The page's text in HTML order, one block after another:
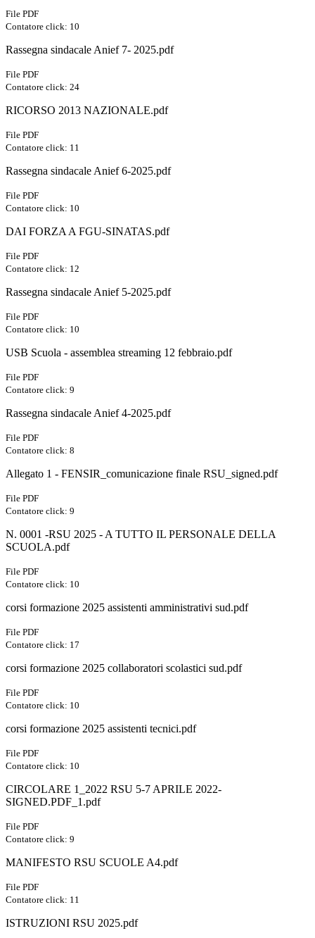
File PDF
Contatore click: 10
Rassegna sindacale Anief 7- 2025.pdf
File PDF
Contatore click: 24
RICORSO 2013 NAZIONALE.pdf
File PDF
Contatore click: 11
Rassegna sindacale Anief 6-2025.pdf
File PDF
Contatore click: 10
DAI FORZA A FGU-SINATAS.pdf
File PDF
Contatore click: 12
Rassegna sindacale Anief 5-2025.pdf
File PDF
Contatore click: 10
USB Scuola - assemblea streaming 12 febbraio.pdf
File PDF
Contatore click: 9
Rassegna sindacale Anief 4-2025.pdf
File PDF
Contatore click: 8
Allegato 1 - FENSIR_comunicazione finale RSU_signed.pdf
File PDF
Contatore click: 9
N. 0001 -RSU 2025 - A TUTTO IL PERSONALE DELLA
SCUOLA.pdf
File PDF
Contatore click: 10
corsi formazione 2025 assistenti amministrativi sud.pdf
File PDF
Contatore click: 17
corsi formazione 2025 collaboratori scolastici sud.pdf
File PDF
Contatore click: 10
corsi formazione 2025 assistenti tecnici.pdf
File PDF
Contatore click: 10
CIRCOLARE 1_2022 RSU 5-7 APRILE 2022-
SIGNED.PDF_1.pdf
File PDF
Contatore click: 9
MANIFESTO RSU SCUOLE A4.pdf
File PDF
Contatore click: 11
ISTRUZIONI RSU 2025.pdf